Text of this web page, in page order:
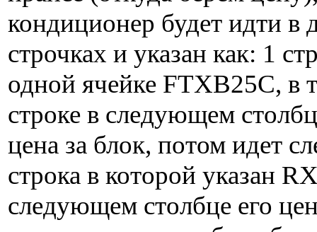
кондиционер будет идти в
строчках и указан как: 1
одной ячейке FTXB25C, в
строке в следующем
цена за блок, потом идет
строка в которой указан
следующем столбце его